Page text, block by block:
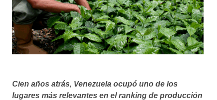
CONTACTO
¡queremos saber
de ti!
Cien años atrás, Venezuela ocupó uno de los
lugares más relevantes en el ranking de producción